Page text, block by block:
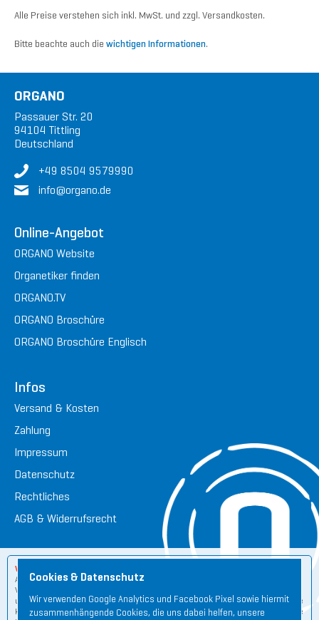
Alle Preise verstehen sich inkl. MwSt. und zzgl. Versandkosten.
Bitte beachte auch die wichtigen Informationen.
ORGANO
Passauer Str. 20
94104 Tittling
Deutschland
+49 8504 9579990
info@organo.de
Online-Angebot
ORGANO Website
Organetiker finden
ORGANO.TV
ORGANO Broschüre
ORGANO Broschüre Englisch
Infos
Versand & Kosten
Zahlung
Impressum
Datenschutz
Rechtliches
AGB & Widerrufsrecht
Wichtige Hinweise:
Aus rechtlichen und wettbewerbsrechtlichen Gründen zum Schutz unserer
Verbraucher sind wir verpflichtet darauf hinzuweisen, dass der ORGANETIK
und den von uns entwickelten ORGANO Produkten ähnlich der Homöopathie
keine wissenschaftlichen Studien für eventuelle Wirkungsweisen zugrunde
Cookies & Datenschutz
Wir verwenden Google Analytics und Facebook Pixel sowie hiermit
zusammenhängende Cookies, die uns dabei helfen, unsere